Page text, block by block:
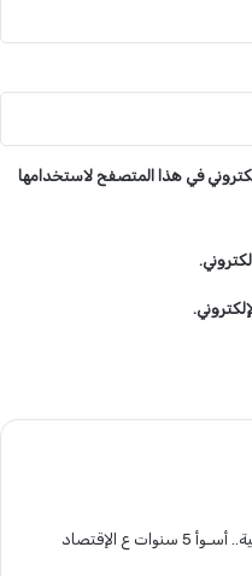
في هذا المتصفح لاستخدامها
5 سـنوات وجيريل وزير مالية.. أسـوأ 5 سنوات ع الإقتصاد